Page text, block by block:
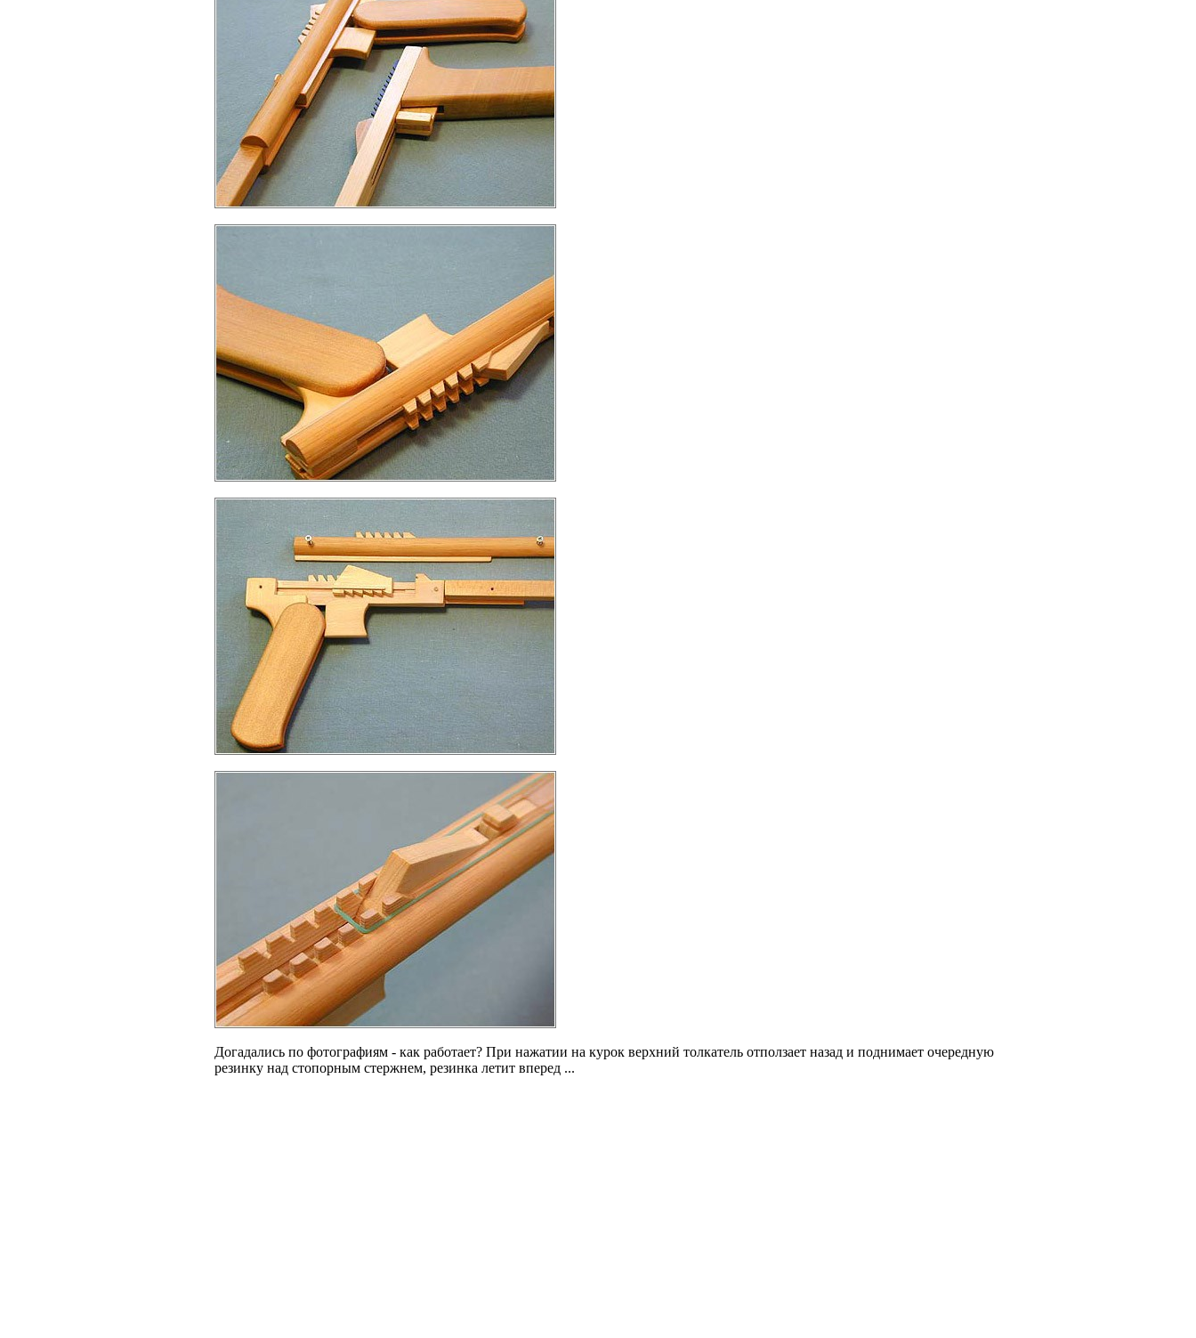
Догадались по фотографиям - как работает? При нажатии на курок верхний толкатель отползает назад и поднимает очередную
резинку над стопорным стержнем, резинка летит вперед ...